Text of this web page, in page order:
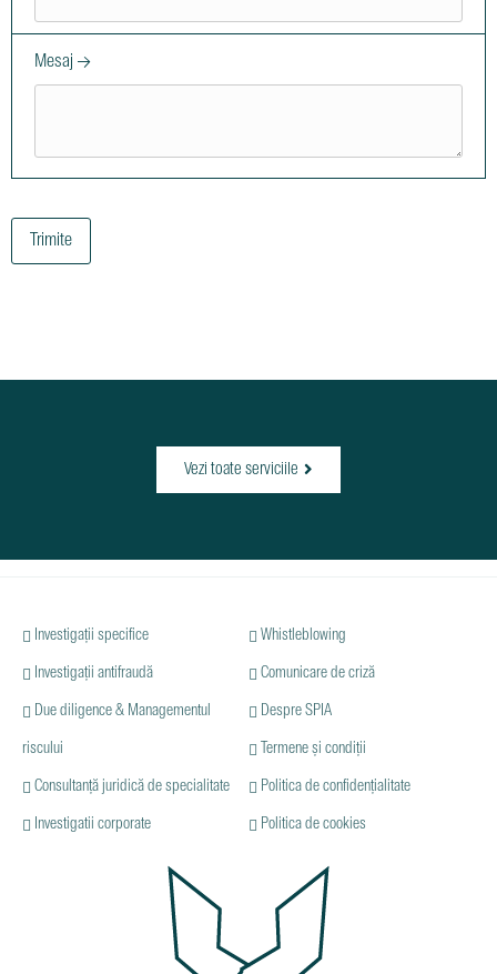
Mesaj →
Vezi toate serviciile
Investigații specifice Whistleblowing
Investigații antifraudă Comunicare de criză
Due diligence & Managementul
riscului
Despre SPIA
Termene și condiții
Consultanță juridică de specialitate Politica de confidențialitate
Investigatii corporate Politica de cookies